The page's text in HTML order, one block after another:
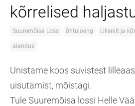
kõrrelised
Suuremõisa Loss õhtuloeng Lilleniit ja
aiandus
Unistame koos suvistest
uisutamist, mõistagi.
Tule Suuremõisa lossi Helle